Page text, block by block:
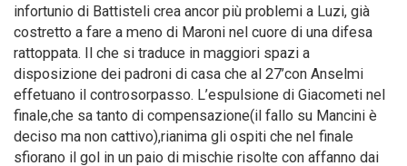
infortunio di Battisteli crea ancor più problemi a Luzi, già
costretto a fare a meno di Maroni nel cuore di una difesa
rattoppata. Il che si traduce in maggiori spazi a
disposizione dei padroni di casa che al 27’con Anselmi
effetuano il controsorpasso. L’espulsione di Giacometi nel
finale,che sa tanto di compensazione(il fallo su Mancini è
deciso ma non cattivo),rianima gli ospiti che nel finale
sfiorano il gol in un paio di mischie risolte con affanno dai